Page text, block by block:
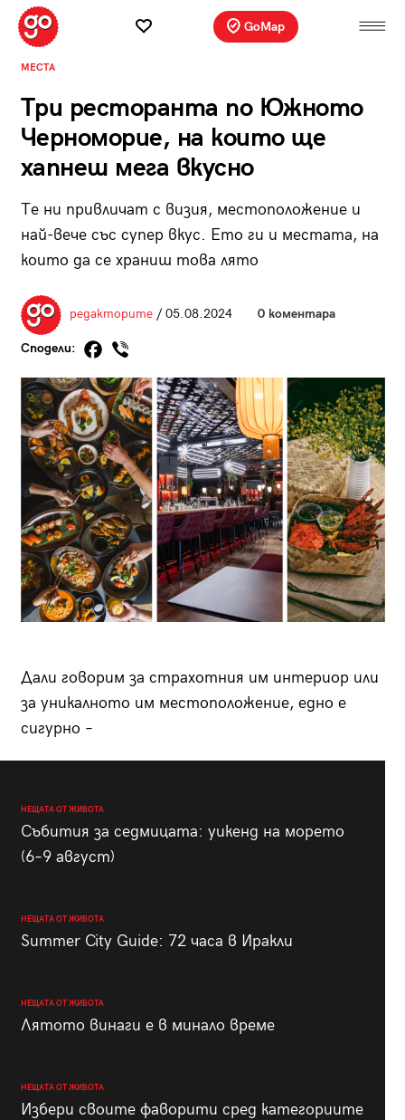
GoMap
МЕСТА
Три ресторанта по Южното
Черноморие, на които ще
хапнеш мега вкусно
Те ни привличат с визия, местоположение и
най-вече със супер вкус. Ето ги и местата, на
които да се храниш това лято
редакторите/ 05.08.2024 0 коментара
Сподели:
Дали говорим за страхотния им интериор или
за уникалното им местоположение, едно е
сигурно –
НЕЩАТА ОТ ЖИВОТА
Събития за седмицата: уикенд на морето
(6–9 август)
НЕЩАТА ОТ ЖИВОТА
Summer City Guide: 72 часа в Иракли
НЕЩАТА ОТ ЖИВОТА
Лятото винаги е в минало време
НЕЩАТА ОТ ЖИВОТА
Избери своите фаворити сред категориите